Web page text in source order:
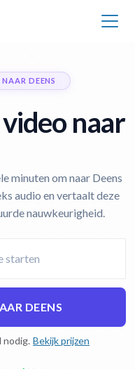
NAAR DEENS
naar
minuten om naar Deens
audio en vertaalt deze
nauwkeurigheid.
DEENS
nodig. Bekijk prijzen